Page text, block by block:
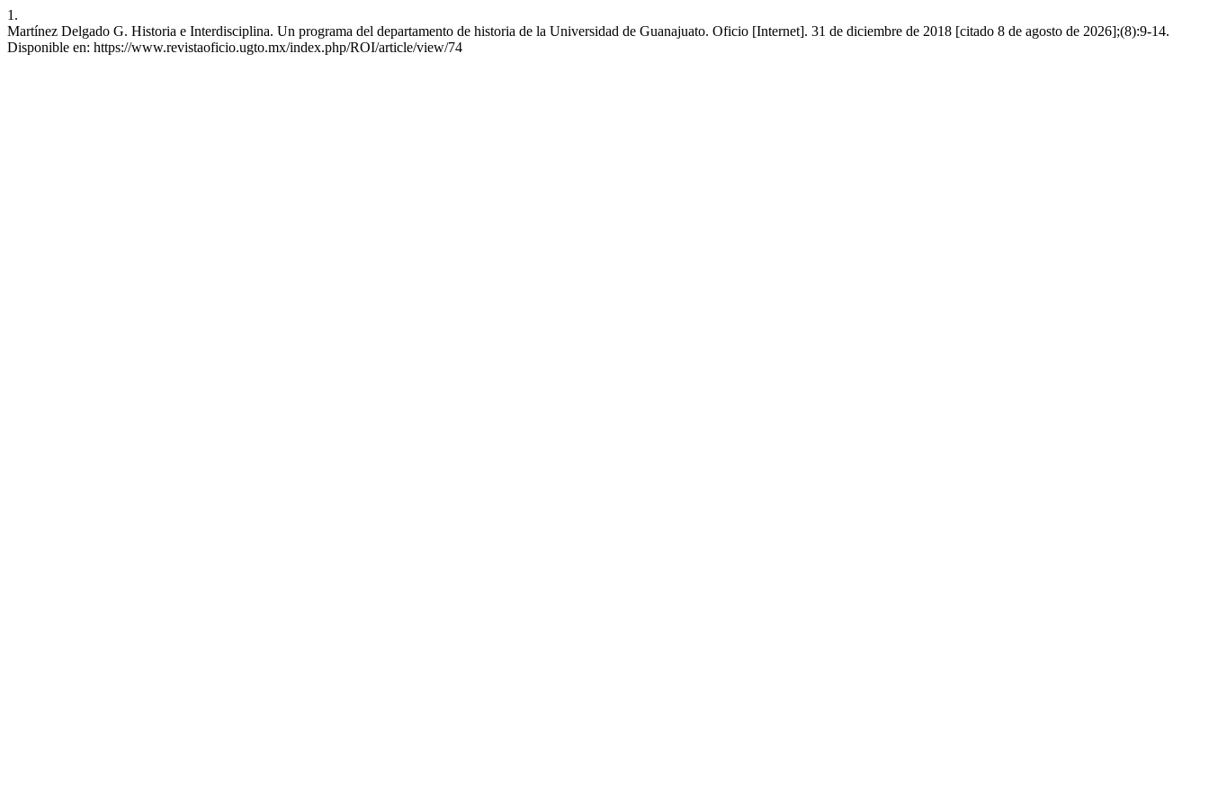
1.
Martínez Delgado G. Historia e Interdisciplina. Un programa del departamento de historia de la Universidad de Guanajuato. Oficio [Internet]. 31 de diciembre de 2018 [citado 8 de agosto de 2026];(8):9-14.
Disponible en: https://www.revistaoficio.ugto.mx/index.php/ROI/article/view/74